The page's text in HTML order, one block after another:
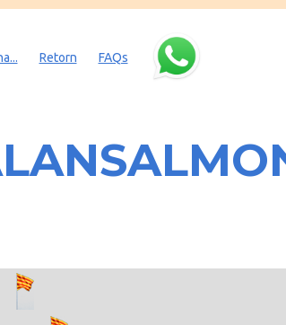
Retorn FAQs